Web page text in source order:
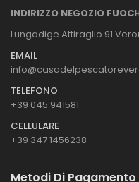
INDIRIZZO NEGOZIO
Lungadige Attiraglio 91
EMAIL
TELEFONO
+39 045 941581
CELLULARE
+39 347 1456238
Metodi Di Pagamento